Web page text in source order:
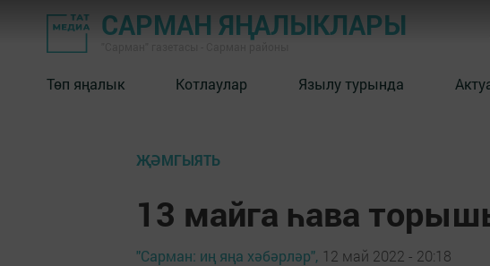
САРМАН ЯҢАЛЫКЛАРЫ
Төп яңалык Котлаулар Язылу турында
ҖӘМГЫЯТЬ
13 майга һава
"Сарман: иң яңа хәбәрләр", 12 май 2022 - 20:18